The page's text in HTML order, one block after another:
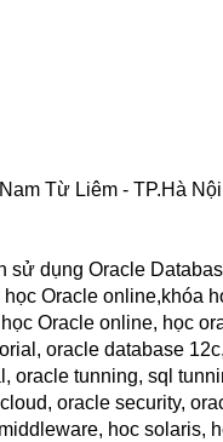
Từ Liêm - TP.Hà Nội
dụng Oracle
Oracle online,khóa
Oracle online, học
oracle database
oracle tunning, sql
oracle security,
hoc solaris,